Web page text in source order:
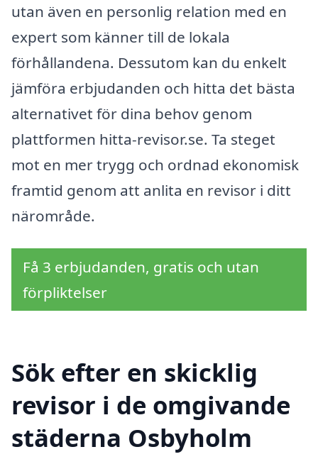
utan även en personlig relation med en
expert som känner till de lokala
förhållandena. Dessutom kan du enkelt
jämföra erbjudanden och hitta det bästa
alternativet för dina behov genom
plattformen hitta-revisor.se. Ta steget
mot en mer trygg och ordnad ekonomisk
framtid genom att anlita en revisor i ditt
närområde.
Få 3 erbjudanden, gratis och utan
förpliktelser
Sök efter en skicklig
revisor i de omgivande
städerna Osbyholm